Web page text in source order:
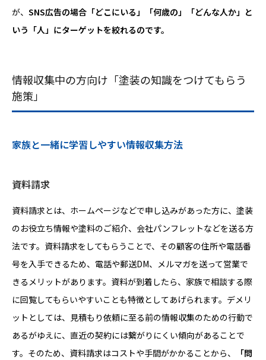
が、 SNS広告の場合「どこにいる」「何歳の」「どんな人か」と
いう「人」にターゲットを絞れるのです。
情報収集中の方向け「塗装の知識をつけてもらう
施策」
家族と一緒に学習しやすい情報収集方法
資料請求
資料請求とは、ホームページなどで申し込みがあった方に、塗装
のお役立ち情報や塗料のご紹介、会社パンフレットなどを送る方
法です。資料請求をしてもらうことで、その顧客の住所や電話番
号を入手できるため、電話や郵送DM、メルマガを送って営業で
きるメリットがあります。資料が到着したら、家族で相談する際
に回覧してもらいやすいことも特徴としてあげられます。デメリ
ットとしては、見積もり依頼に至る前の情報収集のための行動で
あるがゆえに、直近の契約には繋がりにくい傾向があることで
す。そのため、資料請求はコストや手間がかかることから、
「問